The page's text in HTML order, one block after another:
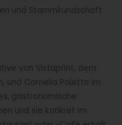
und Stammkundschaft
von Vistaprint, dem
und Cornelia Poletto im
gastronomische
und sie konkret im